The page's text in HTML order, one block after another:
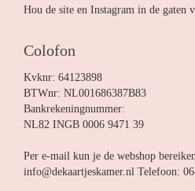
Hou de site en Instagram in de gaten
Colofon
Kvknr: 64123898
BTWnr: NL001686387B83
Bankrekeningnummer:
NL82 INGB 0006 9471 39
Per e-mail kun je de webshop
info@dekaartjeskamer.nl Telefoon: